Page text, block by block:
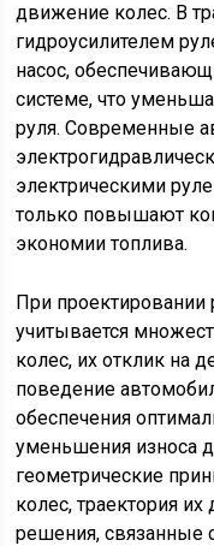
движение колес. В
гидроусилителем
насос,
системе, что
руля. Современные
электрическими
только повышают
экономии топлива.
При
учитывается
колес, их отклик на
поведение
обеспечения
уменьшения износа
геометрические
колес, траектория
решения, связанные